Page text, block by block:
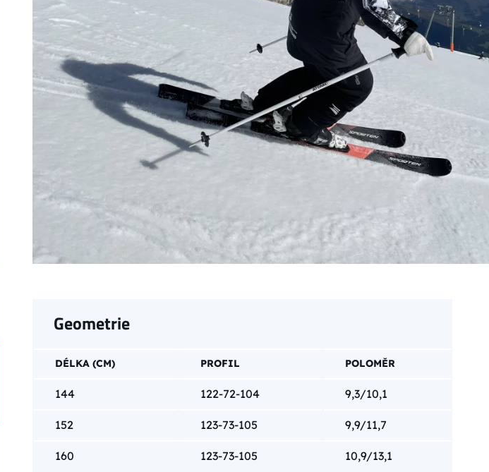
Geometrie
DÉLKA (CM) PROFIL POLOMĚR
144 122-72-104 9,3/10,1
152 123-73-105 9,9/11,7
160 123-73-105 10,9/13,1